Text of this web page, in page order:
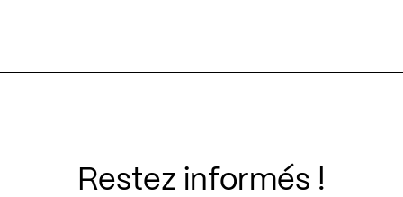
Restez informés !